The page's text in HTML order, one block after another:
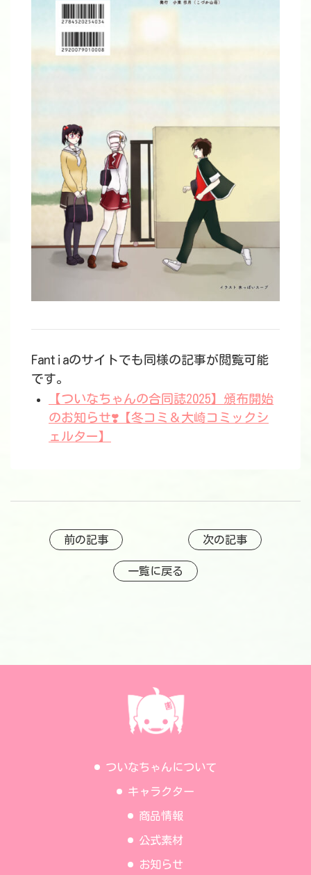
Fantiaのサイトでも同様の記事が閲覧可能
です。
【ついなちゃんの合同誌2025】頒布開始
のお知らせ❣️【冬コミ＆大崎コミックシ
ェルター】
前の記事 次の記事
一覧に戻る
ついなちゃんについて
キャラクター
商品情報
公式素材
お知らせ